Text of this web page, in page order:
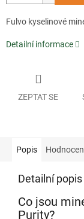
Fulvo kyselinové
Detailní informace
ZEPTAT SE
Popis
Detailní
Co jsou
Purity?